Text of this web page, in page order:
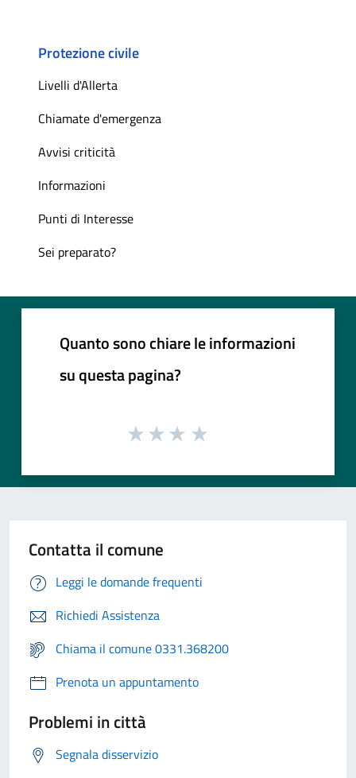
Protezione civile
Livelli d'Allerta
Chiamate d'emergenza
Avvisi criticità
Informazioni
Punti di Interesse
Sei preparato?
Quanto sono chiare le informazioni
su questa pagina?
Contatta il comune
Leggi le domande frequenti
Richiedi Assistenza
Chiama il comune 0331.368200
Prenota un appuntamento
Problemi in città
Segnala disservizio